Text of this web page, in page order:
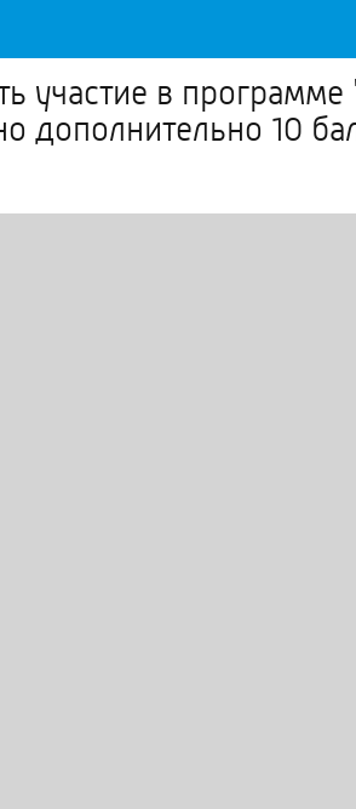
участие в
дополнительно 10